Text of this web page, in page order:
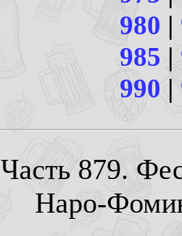
980 |
985 |
990|
Часть 879.
Наро-